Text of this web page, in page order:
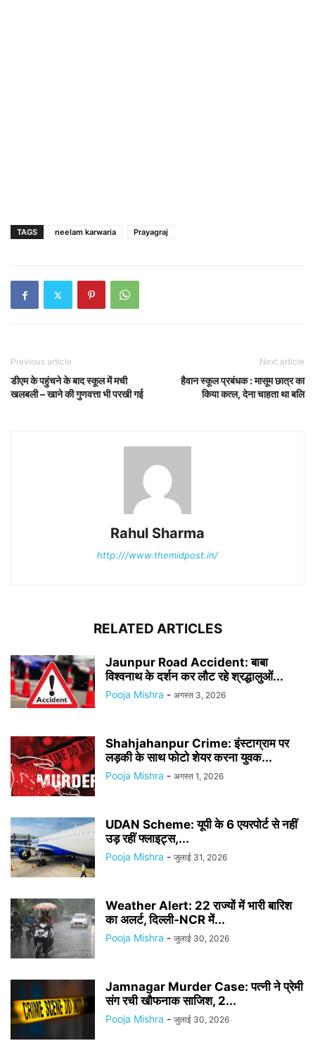
TAGS neelam karwaria Prayagraj
Previous article
डीएम के पहुंचने के बाद स्कूल में मची
खलबली – खाने की गुणवत्ता भी परखी गई
Next article
हैवान स्कूल प्रबंधक : मासूम छात्र का
किया कत्ल, देना चाहता था बलि
Rahul Sharma
http:///www.themidpost.in/
RELATED ARTICLES
Jaunpur Road Accident: बाबा
विश्वनाथ के दर्शन कर लौट रहे श्रद्धालुओं...
Pooja Mishra - अगस्त 3, 2026
Shahjahanpur Crime: इंस्टाग्राम पर
लड़की के साथ फोटो शेयर करना युवक...
Pooja Mishra - अगस्त 1, 2026
UDAN Scheme: यूपी के 6 एयरपोर्ट से नहीं
उड़ रहीं फ्लाइट्स,...
Pooja Mishra - जुलाई 31, 2026
Weather Alert: 22 राज्यों में भारी बारिश
का अलर्ट, दिल्ली-NCR में...
Pooja Mishra - जुलाई 30, 2026
Jamnagar Murder Case: पत्नी ने प्रेमी
संग रची खौफनाक साजिश, 2...
Pooja Mishra - जुलाई 30, 2026